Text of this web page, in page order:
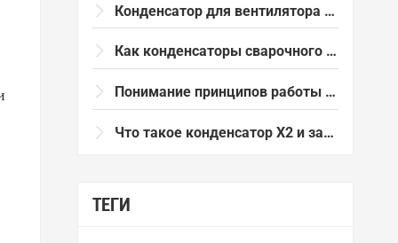
Конденсатор для вентилятора CBB61: Полное руководство для электрических вентиляторов и систем летнего охлаждения
Как конденсаторы сварочного аппарата повышают стабильность дуги и срок службы оборудования.
Понимание принципов работы пусковых конденсаторов CBB65 для двигателей: области применения, характеристики и рекомендации по выбору.
Что такое конденсатор X2 и зачем он используется в системах подавления электромагнитных помех?
ТЕГИ